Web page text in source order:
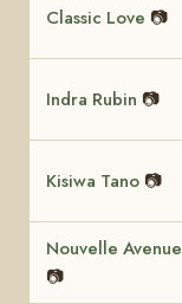
Classic Love 📷
Indra Rubin 📷
Kisiwa Tano 📷
Nouvelle Avenue
📷